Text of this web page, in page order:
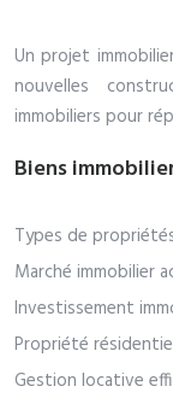
Un projet
nouvelles
immobiliers pour
Biens
Types de
Marché immobilier
Investissement
Propriété
Gestion locative